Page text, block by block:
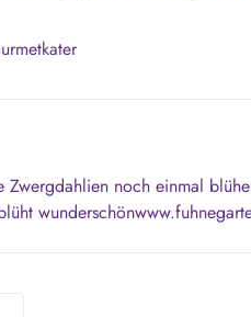
Zwergdahlien noch einmal